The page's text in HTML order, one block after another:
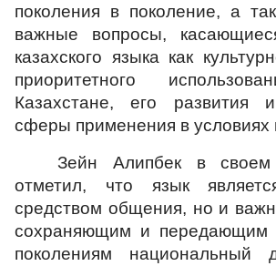
поколения в поколение, а
важные вопросы,
казахского языка как
приоритетного
Казахстане, его развития
сферы применения в условиях
Зейн Алипбек в своем
отметил, что язык
средством общения, но и
сохраняющим и передающим
поколениям национальный